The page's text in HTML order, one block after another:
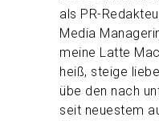
als PR-
Media
meine Latte
heiß, steige
übe den nach
seit neuestem